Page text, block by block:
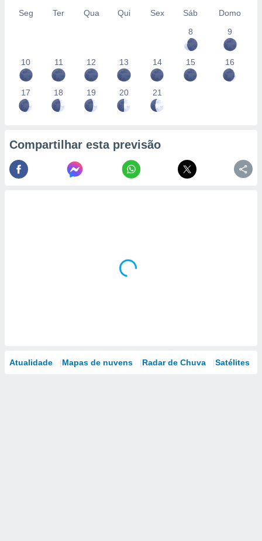
Seg Ter Qua Qui Sex Sáb
Domo
8
9
10 11 12 13 14 15 16
17 18 19 20 21
Compartilhar esta previsão
Atualidade Mapas de nuvens Radar de Chuva Satélites